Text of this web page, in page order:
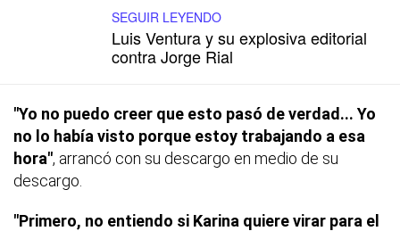
SEGUIR LEYENDO
Luis Ventura y su explosiva editorial
contra Jorge Rial
"Yo no puedo creer que esto pasó de verdad... Yo
no lo había visto porque estoy trabajando a esa
hora", arrancó con su descargo en medio de su
descargo.
"Primero, no entiendo si Karina quiere virar para el